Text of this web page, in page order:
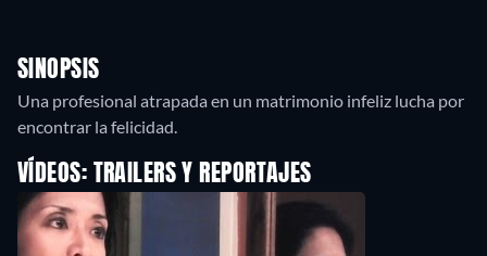
SINOPSIS
Una profesional atrapada en un matrimonio infeliz lucha por
VÍDEOS: TRAILERS Y REPORTAJES